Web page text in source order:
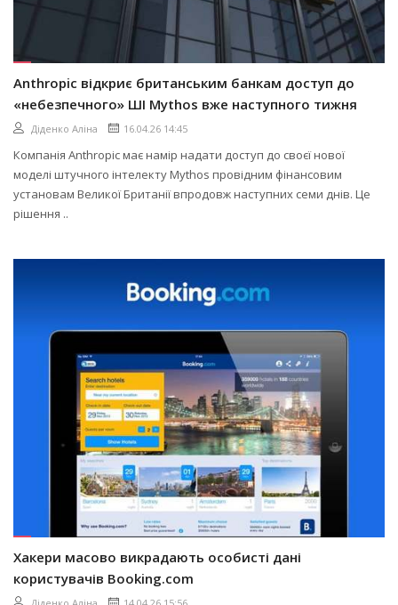
Anthropic відкриє британським банкам доступ до
«небезпечного» ШІ Mythos вже наступного тижня
Діденко Аліна 16.04.26 14:45
Компанія Anthropic має намір надати доступ до своєї нової
моделі штучного інтелекту Mythos провідним фінансовим
установам Великої Британії впродовж наступних семи днів. Це
рішення ..
Хакери масово викрадають особисті дані
користувачів Booking.com